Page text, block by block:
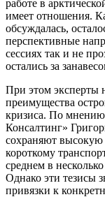
работе в
имеет отношения.
обсуждалась,
перспективные
сессиях так и не
остались за
При этом эксперты
преимущества
кризиса. По
Консалтинг»
сохраняют высокую
короткому
среднем в
Однако эти тезисы
привязки к